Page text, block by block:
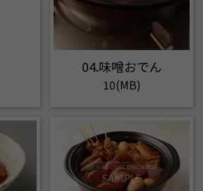
04.味噌おでん
10(MB)